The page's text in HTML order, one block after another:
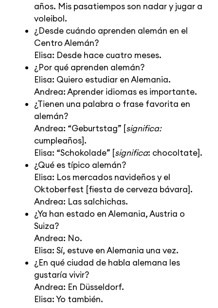
años. Mis pasatiempos son nadar y jugar a
voleibol.
¿Desde cuándo aprenden alemán en el
Centro Alemán?
Elisa: Desde hace cuatro meses.
¿Por qué aprenden alemán?
Elisa: Quiero estudiar en Alemania.
Andrea: Aprender idiomas es importante.
¿Tienen una palabra o frase favorita en
alemán?
Andrea: “Geburtstag” [significa:
cumpleaños].
Elisa: “Schokolade” [significa: chocoltate].
¿Qué es típico alemán?
Elisa: Los mercados navideños y el
Oktoberfest [fiesta de cerveza bávara].
Andrea: Las salchichas.
¿Ya han estado en Alemania, Austria o
Suiza?
Andrea: No.
Elisa: Sí, estuve en Alemania una vez.
¿En qué ciudad de habla alemana les
gustaría vivir?
Andrea: En Düsseldorf.
Elisa: Yo también.